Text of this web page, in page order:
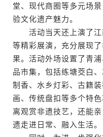
堂、现代商圈等多元场
验文化遗产魅力。
活动当天还上演了江
等精彩展演，充分展现
果。活动外场设置了青
品市集，包括练塘茭白
制香、水乡灯彩、古籍
画、传统盘扣等多个特
离观赏非遗技艺，还能
遗走进日常、融入生活。